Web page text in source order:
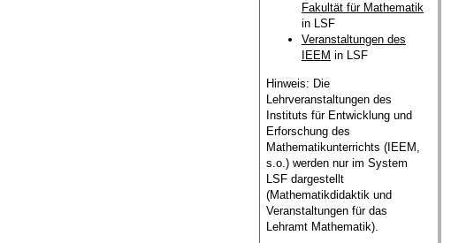
Fakultät für Mathematik
in LSF
Veranstaltungen des
IEEM in LSF
Hinweis: Die
Lehrveranstaltungen des
Instituts für Entwicklung und
Erforschung des
Mathematikunterrichts (IEEM,
s.o.) werden nur im System
LSF dargestellt
(Mathematikdidaktik und
Veranstaltungen für das
Lehramt Mathematik).